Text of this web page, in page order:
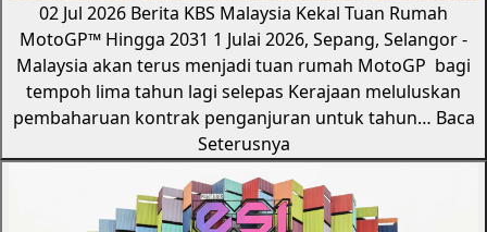
02 Jul 2026 Berita KBS Malaysia Kekal Tuan Rumah
MotoGP™️ Hingga 2031 1 Julai 2026, Sepang, Selangor -
Malaysia akan terus menjadi tuan rumah MotoGP bagi
tempoh lima tahun lagi selepas Kerajaan meluluskan
pembaharuan kontrak penganjuran untuk tahun… Baca
Seterusnya